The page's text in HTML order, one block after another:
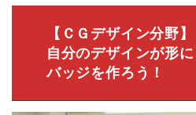
【ＣＧデザイン分野】
自分のデザインが形
バッジを作ろう！